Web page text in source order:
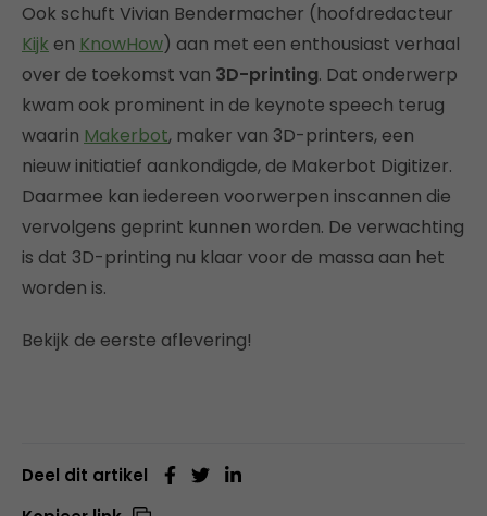
Ook schuft Vivian Bendermacher (hoofdredacteur
Kijk en KnowHow) aan met een enthousiast verhaal
over de toekomst van 3D-printing. Dat onderwerp
kwam ook prominent in de keynote speech terug
waarin Makerbot, maker van 3D-printers, een
nieuw initiatief aankondigde, de Makerbot Digitizer.
Daarmee kan iedereen voorwerpen inscannen die
vervolgens geprint kunnen worden. De verwachting
is dat 3D-printing nu klaar voor de massa aan het
worden is.
Bekijk de eerste aflevering!
Deel dit artikel